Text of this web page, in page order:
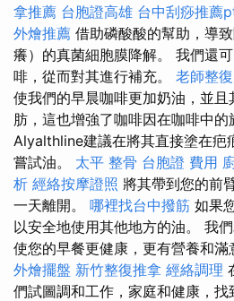
拿推薦 台胞證高雄 台中刮痧推薦
外燴推薦 借助磷酸酸的幫助，導
癢）的真菌細胞膜降解。 我們還
啡，從而對其進行補充。 老師整
使我們的早晨咖啡更加奶油，並
肪，這也增強了咖啡因在咖啡中的
Alyalthline建議在將其直接塗在疤
嘗試油。 太平 整骨 台胞證 費用
析 經絡按摩證照 將其帶到您的前
一天離開。 哪裡找台中撥筋 如果
以安全地使用其他地方的油。 我
使您的早餐更健康，更有營養和滿
外燴擺盤 新竹整復推拿 經絡調理
們試圖調和工作，家庭和健康，